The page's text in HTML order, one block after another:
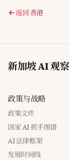
返回 香港
新加坡 AI 观察
政策与战略
政策文件
国家 AI 抓手图谱
AI 法律框架
发展时间线